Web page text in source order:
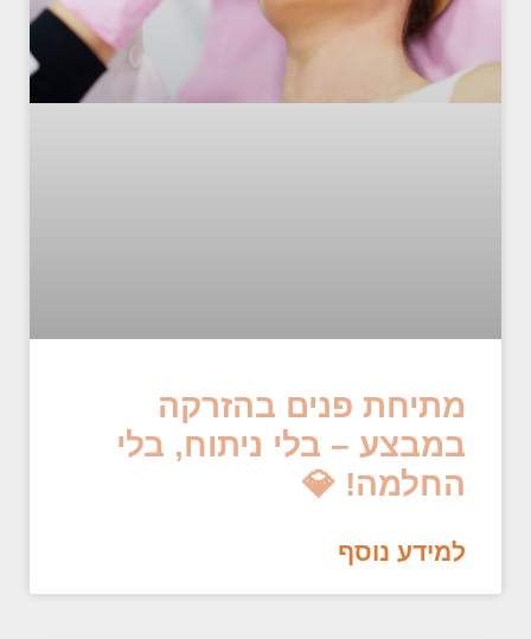
מתיחת פנים בהזרקה
במבצע – בלי ניתוח, בלי
החלמה! 💎
למידע נוסף